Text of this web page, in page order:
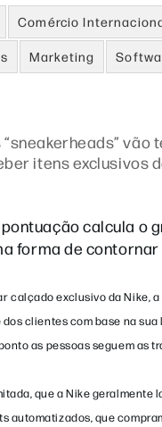
Comércio
Marketing
vão
itens exclusivos
calcula o
forma de
calçado exclusivo da Nike,
clientes com base na
as pessoas seguem as
que a Nike
automatizados, que